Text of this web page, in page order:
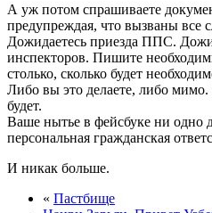
А уж потом спрашиваете
предупреждая, что вызваны все
Дожидаетесь приезда ППС.
инспекторов. Пишите
столько, сколько будет
Либо вы это делаете, либо
будет.
Ваше нытье в фейсбуке ни одно
персональная гражданская
И никак больше.
« Пастбище